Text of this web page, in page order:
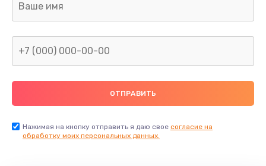
800 руб.
Не включается
1400 руб.
Заказать
Нажимая на кнопку отправить я даю свое согласие на
обработку моих персональных данных.